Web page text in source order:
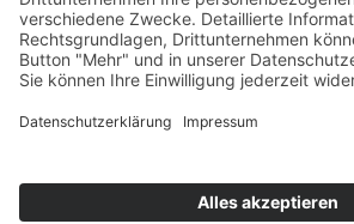
Nennungsliste
Ergebnis Rennen
Impressum
Jahrbuch